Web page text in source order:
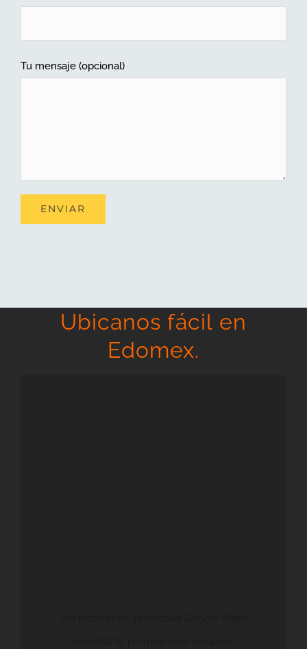
Tu mensaje (opcional)
Ubicanos fácil en
Edomex.